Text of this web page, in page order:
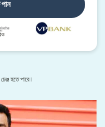
হতে পারে।